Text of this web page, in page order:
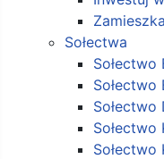
Sołectwa
Sołectwo
Sołectwo
Sołectwo
Sołectwo
Sołectwo